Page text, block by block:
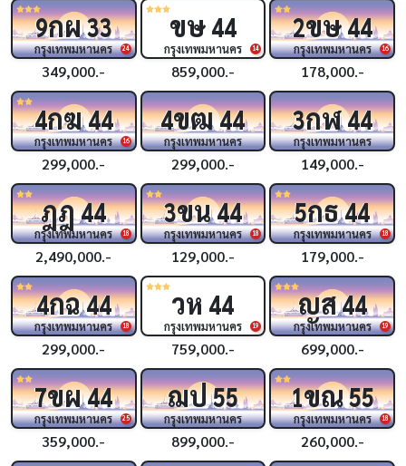
24
9กผ33
กรุงเทพมหานคร
349,000.-
14
ขษ44
กรุงเทพมหานคร
859,000.-
16
2ขษ44
กรุงเทพมหานคร
178,000.-
16
4กฆ44
กรุงเทพมหานคร
299,000.-
4ขฒ44
กรุงเทพมหานคร
299,000.-
3กฬ44
กรุงเทพมหานคร
149,000.-
18
ฎฎ44
กรุงเทพมหานคร
2,490,000.-
18
3ขน44
กรุงเทพมหานคร
129,000.-
18
5กธ44
กรุงเทพมหานคร
179,000.-
18
4กฉ44
กรุงเทพมหานคร
299,000.-
19
วห 44
กรุงเทพมหานคร
759,000.-
19
ญส44
กรุงเทพมหานคร
699,000.-
25
7ขผ44
กรุงเทพมหานคร
359,000.-
ฌป55
กรุงเทพมหานคร
899,000.-
18
1ขณ55
กรุงเทพมหานคร
260,000.-